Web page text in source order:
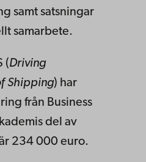
samt satsningar
samarbete.
(Driving
Shipping) har
från Business
del av
234 000 euro.